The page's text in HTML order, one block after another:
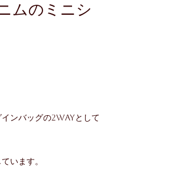
ムのミニシ
インバッグの2wayとして
います。